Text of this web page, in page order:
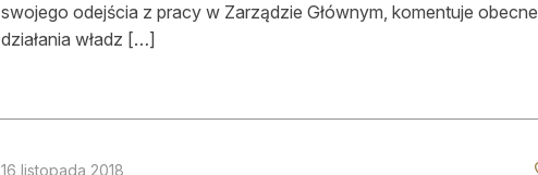
swojego odejścia z pracy w Zarządzie Głównym, komentuje obecne
działania władz […]
16 listopada 2018